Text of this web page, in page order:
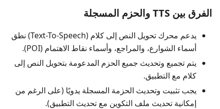
الفرق بين TTS والحزم المسجلة
يدعم محرك تحويل النص إلى كلام (Text-To-Speech) نطق
أسماء الشوارع، والمراجع، وأسماء نقاط الاهتمام (POI).
يتم تجميع وتحديث جميع الحزم المدعومة بتحويل النص إلى
كلام مع التطبيق.
يجب تثبيت وتحديث الحزمة المسجلة يدويًا (على الرغم من
إمكانية تحديث ملف التكوين مع تحديث التطبيق).